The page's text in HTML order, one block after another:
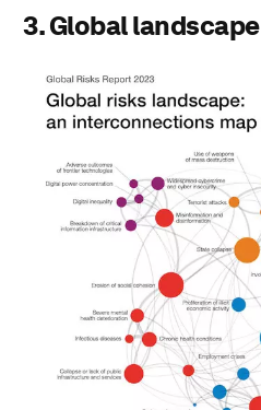
3. Global landscape